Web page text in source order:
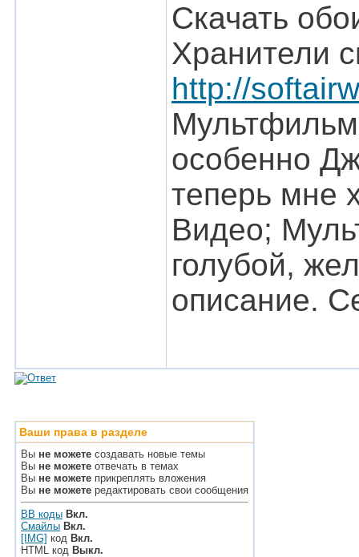
Скачать
Хранители
http://
особенно
теперь мне
Видео;
голубой,
описание.
Ваши права в разделе
Вы не можете создавать новые темы
Вы не можете отвечать в темах
Вы не можете прикреплять вложения
Вы не можете редактировать свои сообщения
BB коды Вкл.
Смайлы Вкл.
[IMG] код Вкл.
HTML код Выкл.